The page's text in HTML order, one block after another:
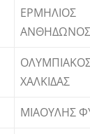
ΕΡΜΗΛΙΟΣ
ΑΝΘΗΔΩΝΟΣ
ΧΑΛΚΙΔΑΣ
ΜΙΑΟΥΛΗΣ